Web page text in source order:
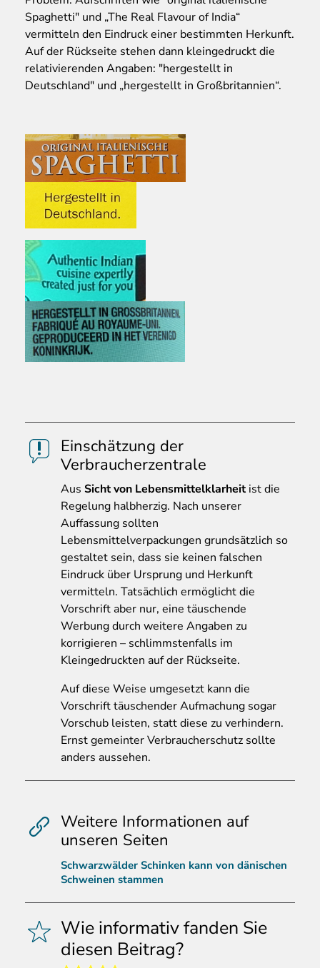
Spaghetti" und „The Real Flavour of India“
vermitteln den Eindruck einer bestimmten Herkunft.
Auf der Rückseite stehen dann kleingedruckt die
relativierenden Angaben: "hergestellt in
Deutschland" und „hergestellt in Großbritannien“.
Einschätzung der
Verbraucherzentrale
Aus Sicht von Lebensmittelklarheitist die
Regelung halbherzig. Nach unserer
Auffassung sollten
Lebensmittelverpackungen grundsätzlich so
gestaltet sein, dass sie keinen falschen
Eindruck über Ursprung und Herkunft
vermitteln. Tatsächlich ermöglicht die
Vorschrift aber nur, eine täuschende
Werbung durch weitere Angaben zu
korrigieren – schlimmstenfalls im
Kleingedruckten auf der Rückseite.
Auf diese Weise umgesetzt kann die
Vorschrift täuschender Aufmachung sogar
Vorschub leisten, statt diese zu verhindern.
Ernst gemeinter Verbraucherschutz sollte
anders aussehen.
Weitere Informationen auf
unseren Seiten
Schwarzwälder Schinken kann von dänischen
Schweinen stammen
Wie informativ fanden Sie
diesen Beitrag?